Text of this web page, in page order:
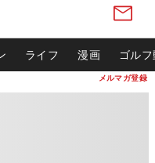
メルマガ登録
ライフ 漫画 ゴル